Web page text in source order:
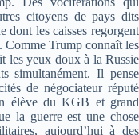
citoyens de pays dits
dont les caisses regorgent
Comme Trump connaît les
les yeux doux à la Russie
simultanément. Il pense
de négociateur réputé
élève du KGB et grand
la guerre est une chose
aujourd’hui à des